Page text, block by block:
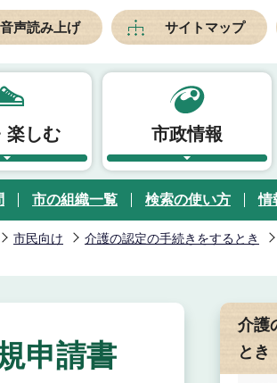
声読み上げ サイトマップ
楽しむ 市政情報
市の組織一覧 検索の使い方 情
市民向け
介護の認定の手続きをするとき
申請書
介護
とき